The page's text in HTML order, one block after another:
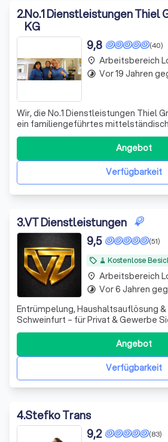
2.No.1 Dienstleistungen Thiel
KG
(40)
9,8
Wir, die No.1 Dienstleistungen Thiel
ein familiengeführtes
Gebäudereinigungsunternehmen
Würzburg. Seit der
2006 haben wir uns kontinuierlich
weiterentwickelt und einenVerfügbarkeit
Angebot
place Arbeitsbereich
timelapse Vor 19 Jahren
3.VT Dienstleistungen
local_offer 🧹 Kostenlose
(51)
9,5
Entrümpelung, Haushaltsauflösung &
Schweinfurt – für Privat & Gewerbe Sie suchen eine
professionelle Entrümpelung in
zuverlässige Haushaltsauflösung im
(bis 60 km)? Wir sind Ihr
gewerbliche Entrümpelungen,Verfügbarkeit
Angebot
place Arbeitsbereich
timelapse Vor 6 Jahren
4.Stefko Trans
(83)
9,2